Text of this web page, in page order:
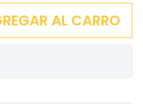
AL CARRO